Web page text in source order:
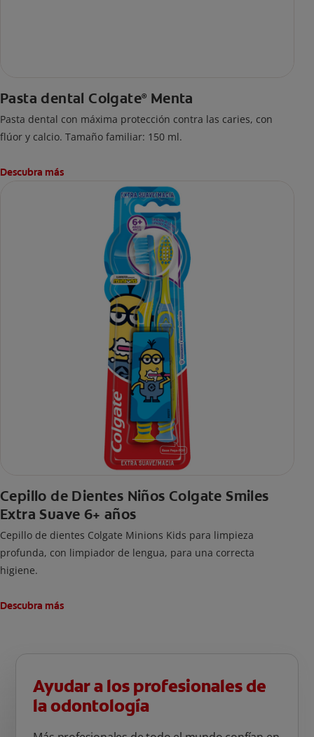
Pasta dental Colgate® Menta
Pasta dental con máxima protección contra las caries, con
flúor y calcio. Tamaño familiar: 150 ml.
Descubra más
Cepillo de Dientes Niños Colgate Smiles
Extra Suave 6+ años
Cepillo de dientes Colgate Minions Kids para limpieza
profunda, con limpiador de lengua, para una correcta
higiene.
Descubra más
Ayudar a los profesionales de
la odontología